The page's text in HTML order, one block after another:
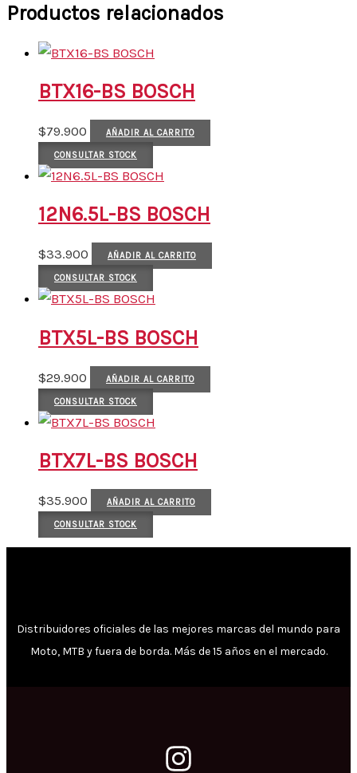
Productos relacionados
BTX16-BS BOSCH
$79.900 AÑADIR AL CARRITO
CONSULTAR STOCK
12N6.5L-BS BOSCH
$33.900 AÑADIR AL CARRITO
CONSULTAR STOCK
BTX5L-BS BOSCH
$29.900 AÑADIR AL CARRITO
CONSULTAR STOCK
BTX7L-BS BOSCH
$35.900 AÑADIR AL CARRITO
CONSULTAR STOCK
Distribuidores oficiales de las mejores marcas del mundo para
Moto, MTB y fuera de borda. Más de 15 años en el mercado.